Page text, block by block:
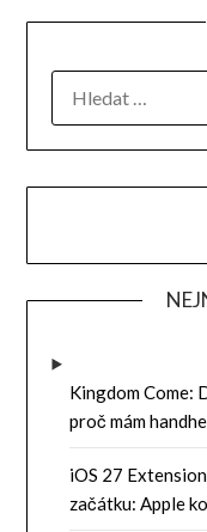
Kingdom Come:
proč mám
iOS 27
začátku: Apple